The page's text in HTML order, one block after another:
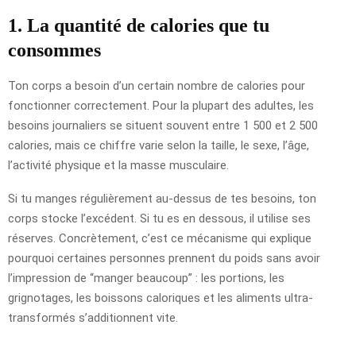
1. La quantité de calories que tu
consommes
Ton corps a besoin d’un certain nombre de calories pour
fonctionner correctement. Pour la plupart des adultes, les
besoins journaliers se situent souvent entre 1 500 et 2 500
calories, mais ce chiffre varie selon la taille, le sexe, l’âge,
l’activité physique et la masse musculaire.
Si tu manges régulièrement au-dessus de tes besoins, ton
corps stocke l’excédent. Si tu es en dessous, il utilise ses
réserves. Concrètement, c’est ce mécanisme qui explique
pourquoi certaines personnes prennent du poids sans avoir
l’impression de “manger beaucoup” : les portions, les
grignotages, les boissons caloriques et les aliments ultra-
transformés s’additionnent vite.